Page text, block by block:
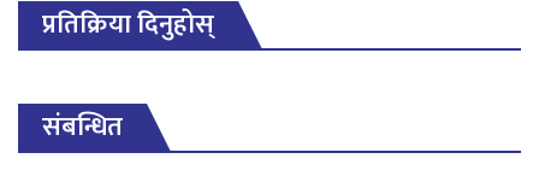
प्रतिक्रिया दिनुहोस्
संबन्धित